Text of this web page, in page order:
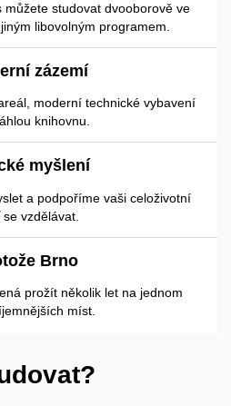
studovat dvooborově ve
libovolným programem.
zázemí
moderní technické vybavení
knihovnu.
myšlení
a podpoříme vaši celoživotní
vzdělávat.
Brno
prožít několik let na jednom
míst.